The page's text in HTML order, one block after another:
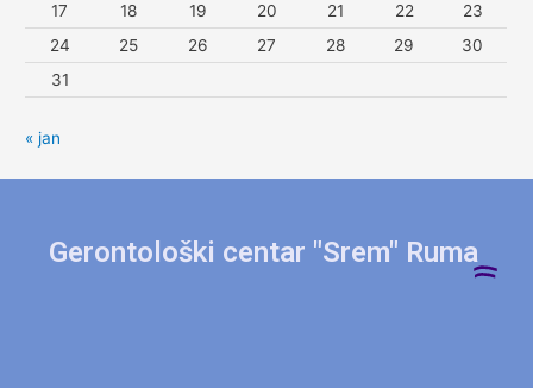
17
18 19 20 21 22
23
24
25 26 27 28 29
30
31
« jan
Gerontološki centar "Srem" Ruma